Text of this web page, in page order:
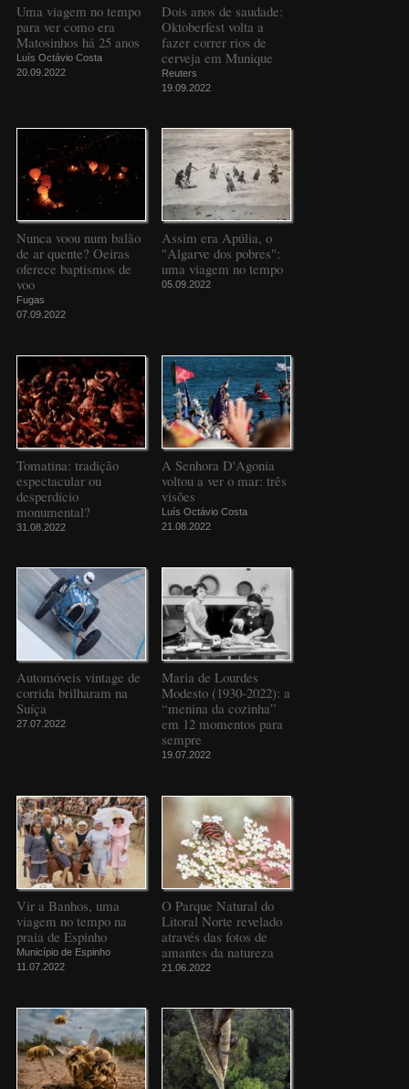
Uma viagem no tempo
para ver como era
Matosinhos há 25 anos
Luís Octávio Costa
20.09.2022
Dois anos de saudade:
Oktoberfest volta a
fazer correr rios de
cerveja em Munique
Reuters
19.09.2022
Nunca voou num balão
de ar quente? Oeiras
oferece baptismos de
voo
Fugas
07.09.2022
Assim era Apúlia, o
"Algarve dos pobres":
uma viagem no tempo
05.09.2022
Tomatina: tradição
espectacular ou
desperdício
monumental?
31.08.2022
A Senhora D'Agonia
voltou a ver o mar: três
visões
Luís Octávio Costa
21.08.2022
Automóveis vintage de
corrida brilharam na
Suíça
27.07.2022
Maria de Lourdes
Modesto (1930-2022): a
“menina da cozinha”
em 12 momentos para
sempre
19.07.2022
Vir a Banhos, uma
viagem no tempo na
praia de Espinho
Município de Espinho
11.07.2022
O Parque Natural do
Litoral Norte revelado
através das fotos de
amantes da natureza
21.06.2022